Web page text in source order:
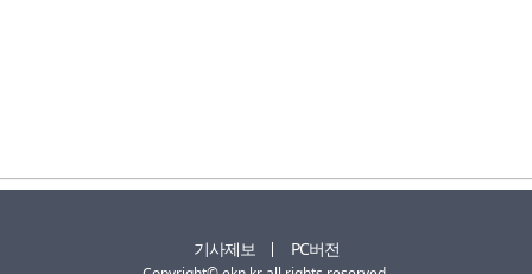
기사제보 PC버전